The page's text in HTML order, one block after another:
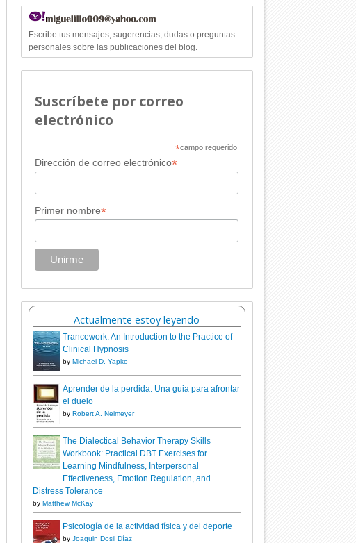
Escribe tus mensajes, sugerencias, dudas o preguntas
personales sobre las publicaciones del blog.
Suscríbete por correo
electrónico
*campo requerido
Dirección de correo electrónico*
Primer nombre*
Actualmente estoy leyendo
Trancework: An Introduction to the Practice of
Clinical Hypnosis
by Michael D. Yapko
Aprender de la perdida: Una guia para afrontar
el duelo
by Robert A. Neimeyer
The Dialectical Behavior Therapy Skills
Workbook: Practical DBT Exercises for
Learning Mindfulness, Interpersonal
Effectiveness, Emotion Regulation, and
Distress Tolerance
by Matthew McKay
Psicología de la actividad física y del deporte
by Joaquin Dosil Díaz